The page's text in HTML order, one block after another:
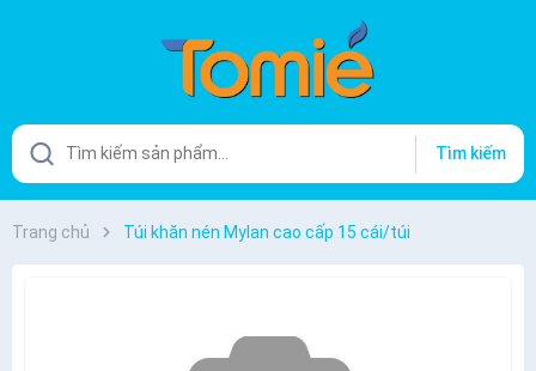
Tìm kiếm
Trang chủ Túi khăn nén Mylan cao cấp 15 cái/túi